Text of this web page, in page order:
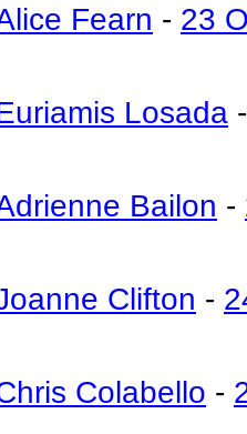
Fearn - 23
Losada
Bailon -
Clifton -
Colabello -